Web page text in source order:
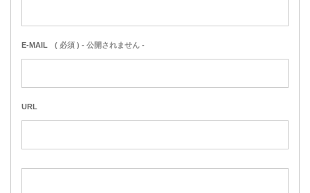
E-MAIL ( 必須 ) - 公開されません -
URL